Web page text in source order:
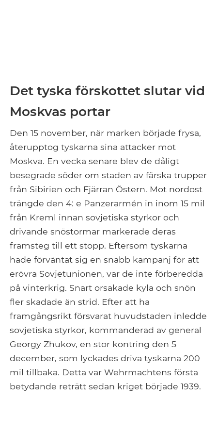
Det tyska förskottet slutar vid
Moskvas portar
Den 15 november, när marken började frysa,
återupptog tyskarna sina attacker mot
Moskva. En vecka senare blev de dåligt
besegrade söder om staden av färska trupper
från Sibirien och Fjärran Östern. Mot nordost
trängde den 4: e Panzerarmén in inom 15 mil
från Kreml innan sovjetiska styrkor och
drivande snöstormar markerade deras
framsteg till ett stopp. Eftersom tyskarna
hade förväntat sig en snabb kampanj för att
erövra Sovjetunionen, var de inte förberedda
på vinterkrig. Snart orsakade kyla och snön
fler skadade än strid. Efter att ha
framgångsrikt försvarat huvudstaden inledde
sovjetiska styrkor, kommanderad av general
Georgy Zhukov, en stor kontring den 5
december, som lyckades driva tyskarna 200
mil tillbaka. Detta var Wehrmachtens första
betydande reträtt sedan kriget började 1939.